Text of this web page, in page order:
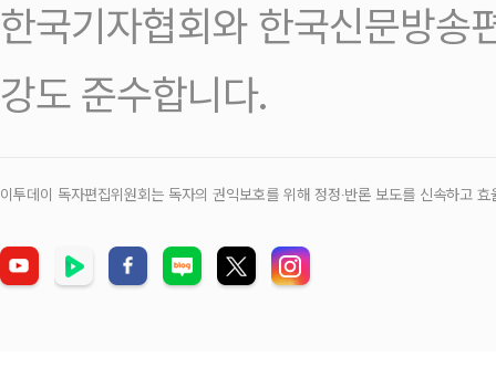
한국기자협회와 한국신문방송
강도 준수합니다.
이투데이 독자편집위원회는 독자의 권익보호를 위해 정정‧반론 보도를 신속하고